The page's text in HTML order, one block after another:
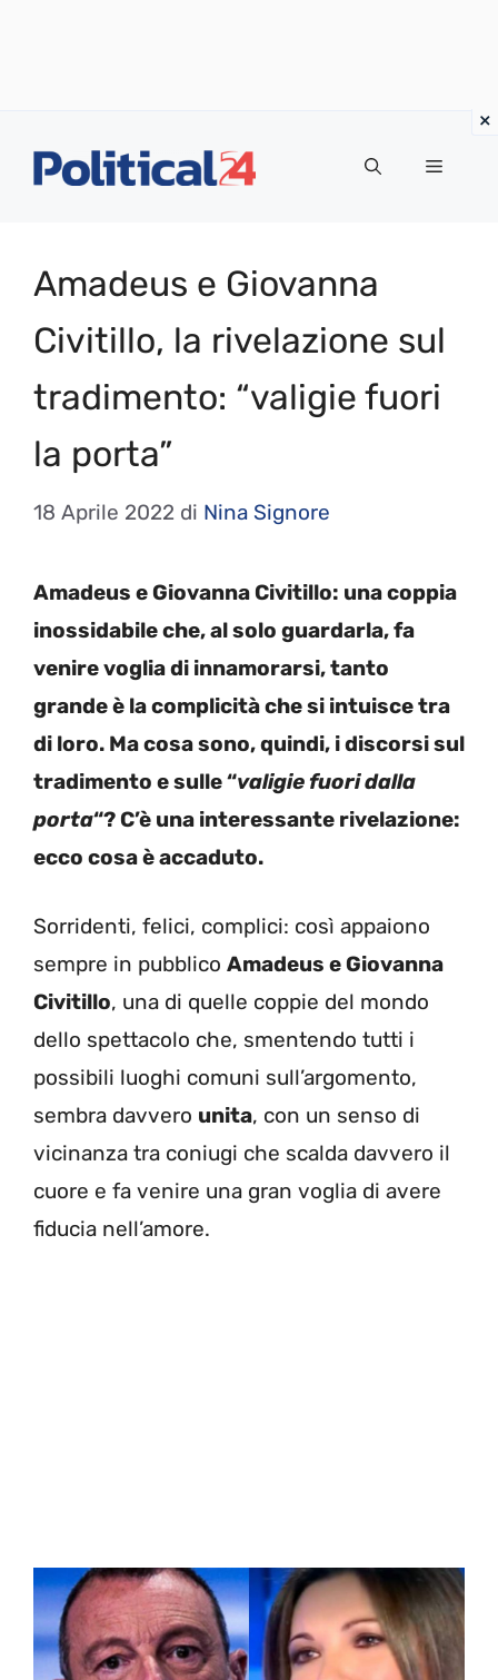
Menu
Amadeus e Giovanna
Civitillo, la rivelazione sul
tradimento: “valigie fuori
la porta”
18 Aprile 2022 di Nina Signore
Amadeus e Giovanna Civitillo: una coppia
inossidabile che, al solo guardarla, fa
venire voglia di innamorarsi, tanto
grande è la complicità che si intuisce tra
di loro. Ma cosa sono, quindi, i discorsi sul
tradimento e sulle “valigie fuori dalla
porta“? C’è una interessante rivelazione:
ecco cosa è accaduto.
Sorridenti, felici, complici: così appaiono
sempre in pubblico Amadeus e Giovanna
Civitillo, una di quelle coppie del mondo
dello spettacolo che, smentendo tutti i
possibili luoghi comuni sull’argomento,
sembra davvero unita, con un senso di
vicinanza tra coniugi che scalda davvero il
cuore e fa venire una gran voglia di avere
fiducia nell’amore.